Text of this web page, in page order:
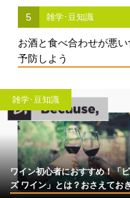
5 雑学･豆知識
お酒と食べ合わせが悪
予防しよう
雑学･豆知識
ワイン初心者におすすめ！「
ズ ワイン」とは？おさえてお